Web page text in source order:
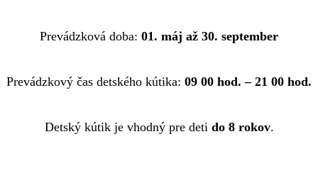
Prevádzková doba: 01. máj až 30. september
Prevádzkový čas detského kútika: 09 00 hod. – 21 00 hod.
Detský kútik je vhodný pre deti do 8 rokov.